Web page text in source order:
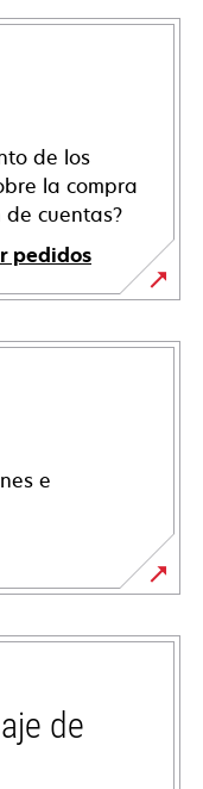
de los
la compra
cuentas?
pedidos
e
de